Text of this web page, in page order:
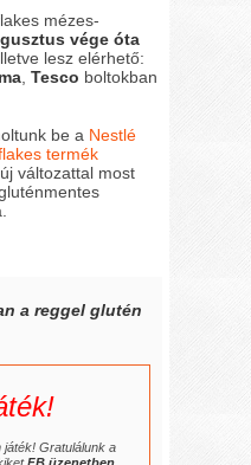
mézes-
vége óta
lesz elérhető:
,Tesco boltokban
be a Nestlé
termék
változattal most
a reggel glutén
játék! Gratulálunk a